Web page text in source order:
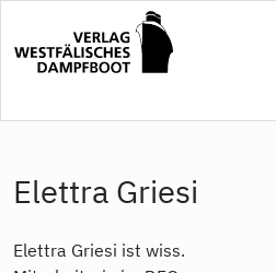
Inhalt
Elettra Griesi
Elettra Griesi ist wiss.